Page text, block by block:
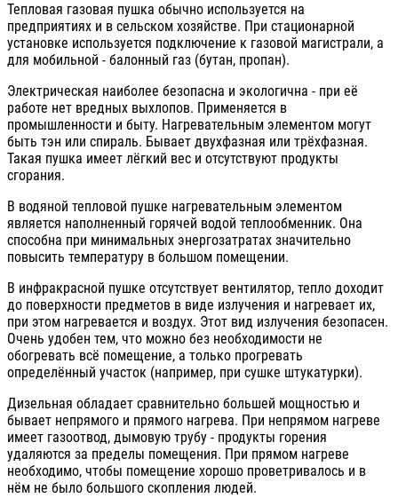
Тепловая газовая пушка обычно используется на
предприятиях и в сельском хозяйстве. При стационарной
установке используется подключение к газовой магистрали, а
для мобильной - балонный газ (бутан, пропан).
Электрическая наиболее безопасна и экологична - при её
работе нет вредных выхлопов. Применяется в
промышленности и быту. Нагревательным элементом могут
быть тэн или спираль. Бывает двухфазная или трёхфазная.
Такая пушка имеет лёгкий вес и отсутствуют продукты
сгорания.
В водяной тепловой пушке нагревательным элементом
является наполненный горячей водой теплообменник. Она
способна при минимальных энергозатратах значительно
повысить температуру в большом помещении.
В инфракрасной пушке отсутствует вентилятор, тепло доходит
до поверхности предметов в виде излучения и нагревает их,
при этом нагревается и воздух. Этот вид излучения безопасен.
Очень удобен тем, что можно без необходимости не
обогревать всё помещение, а только прогревать
определённый участок (например, при сушке штукатурки).
Дизельная обладает сравнительно большей мощностью и
бывает непрямого и прямого нагрева. При непрямом нагреве
имеет газоотвод, дымовую трубу - продукты горения
удаляются за пределы помещения. При прямом нагреве
необходимо, чтобы помещение хорошо проветривалось и в
нём не было большого скопления людей.